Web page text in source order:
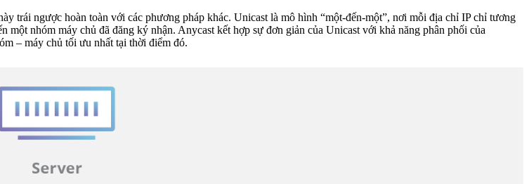
trái ngược hoàn toàn với các phương pháp khác. Unicast là mô hình “một-đến-một”, nơi mỗi địa chỉ IP chỉ tương
nhóm máy chủ đã đăng ký nhận. Anycast kết hợp sự đơn giản của Unicast với khả năng phân phối của
– máy chủ tối ưu nhất tại thời điểm đó.